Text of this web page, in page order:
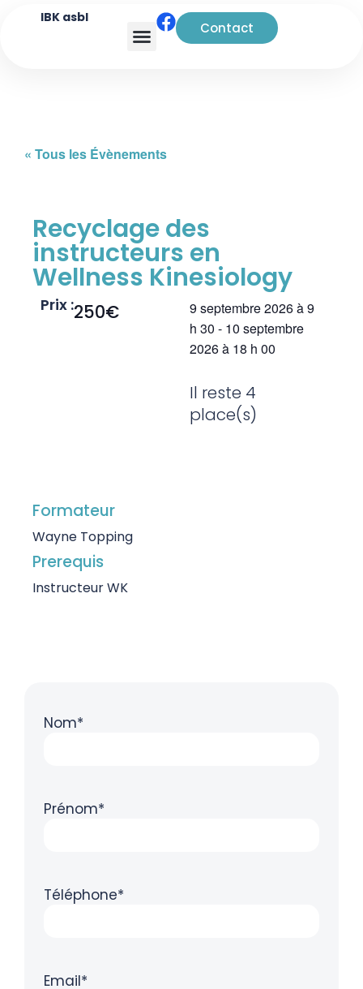
IBK asbl
Contact
« Tous les Évènements
Recyclage des
instructeurs en
Wellness Kinesiology
Prix :250€ 9 septembre 2026à9
h 30 - 10 septembre
2026à 18 h 00
Il reste 4
place(s)
Formateur
Wayne Topping
Prerequis
Instructeur WK
Nom*
Prénom*
Téléphone*
Email*